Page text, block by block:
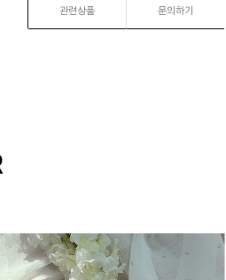
관련상품 문의하기